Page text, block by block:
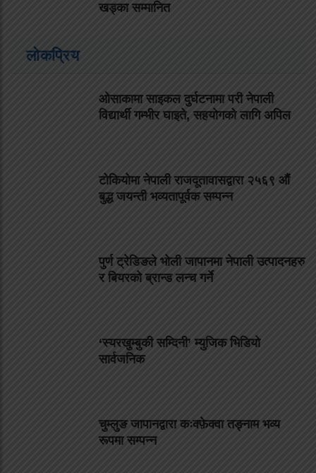
खड्का सम्मानित
लोकप्रिय
ओसाकामा साइकल दुर्घटनामा परी नेपाली
विद्यार्थी गम्भीर घाइते, सहयोगको लागि अपिल
टोकियोमा नेपाली राजदूतावासद्वारा २५६९ औं
बुद्ध जयन्ती भव्यतापूर्वक सम्पन्न
पुर्ण ट्रेडिङले भोली जापानमा नेपाली उत्पादनहरु
र बियरको ब्रान्ड लन्च गर्ने
‘स्यरखुम्बुकी सम्दिनी’ म्युजिक भिडियो
सार्वजनिक
चुम्लुङ जापानद्वारा कःक्फ़ेक्वा तङ्नाम भव्य
रूपमा सम्पन्न